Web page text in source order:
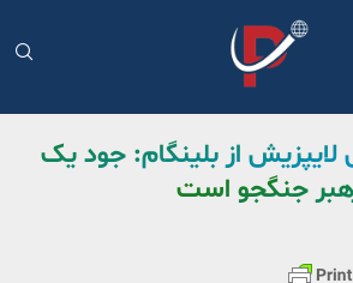
از بلینگام: جود یک
جنگجو است